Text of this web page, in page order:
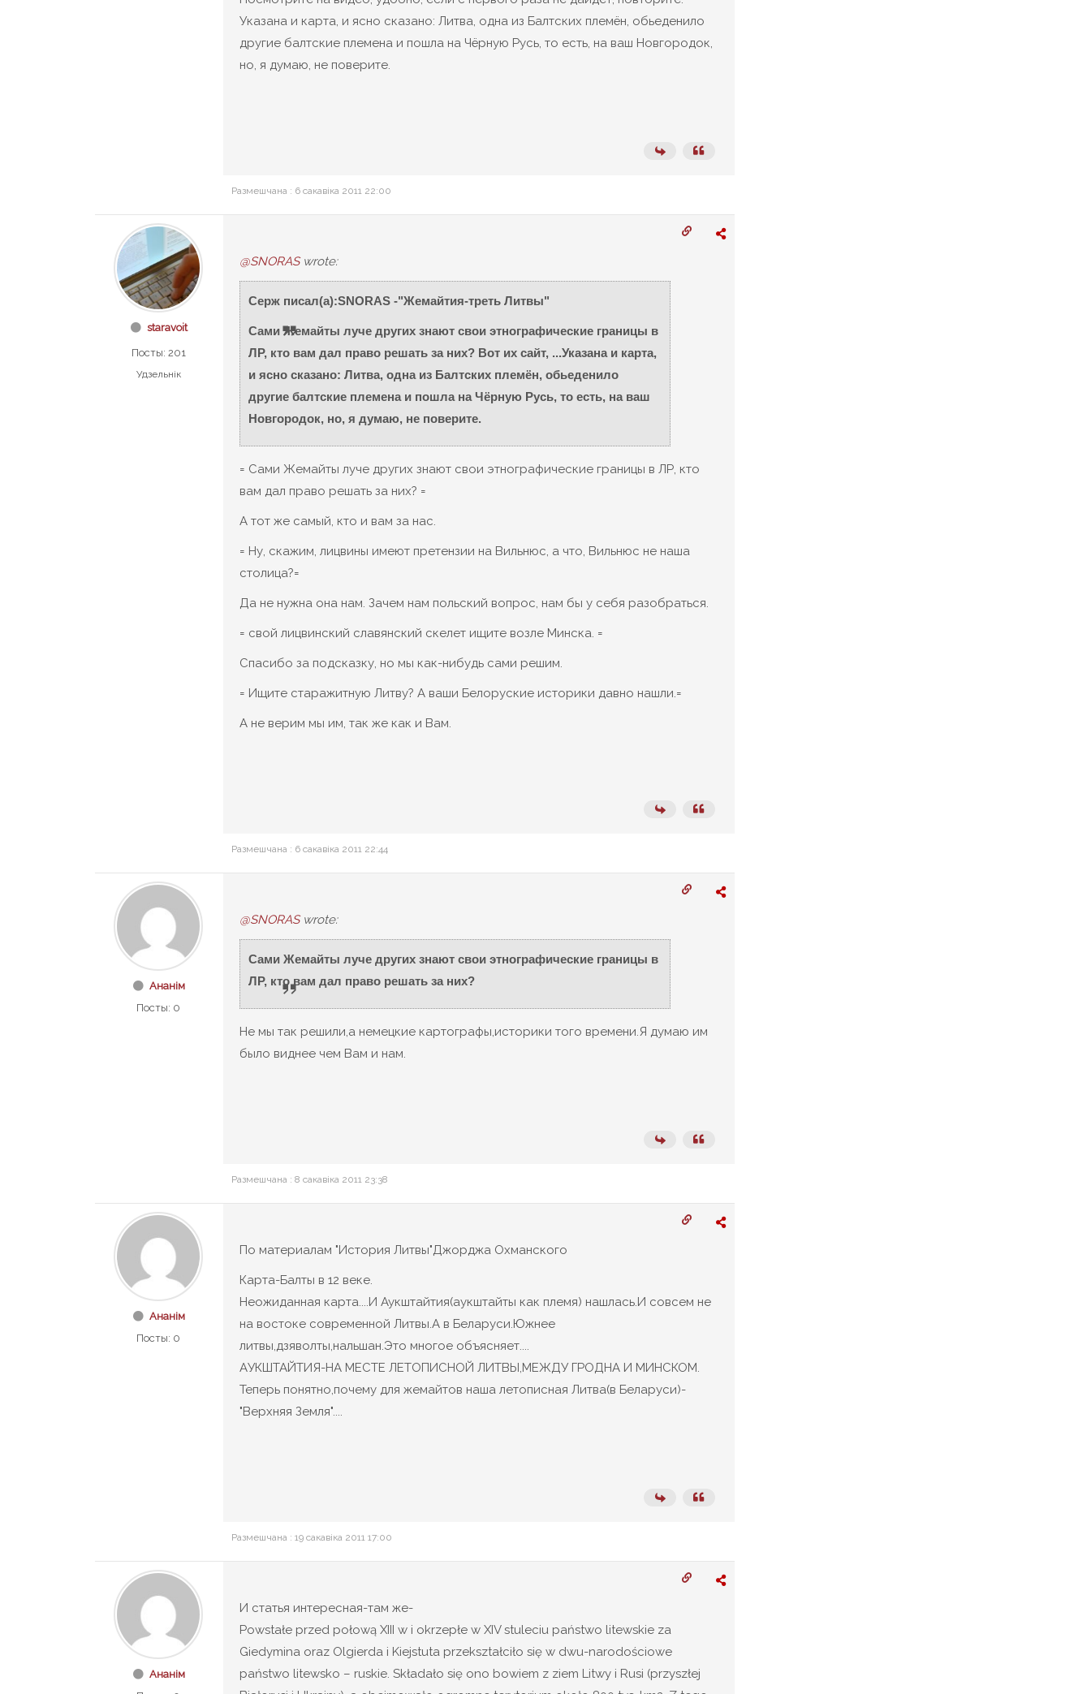
Указана и карта, и ясно сказано: Литва, одна из Балтских племён, обьеденило
другие балтские племена и пошла на Чёрную Русь, то есть, на ваш Новгородок,
но, я думаю, не поверите.
Размешчана : 6 сакавіка 2011 22:00
staravoit
Посты: 201
Удзельнік
@SNORASwrote:
Серж писал(а):SNORAS -"Жемайтия-треть Литвы"
Сами Жемайты луче других знают свои этнографические границы в
ЛР, кто вам дал право решать за них? Вот их сайт, ...Указана и карта,
и ясно сказано: Литва, одна из Балтских племён, обьеденило
другие балтские племена и пошла на Чёрную Русь, то есть, на ваш
Новгородок, но, я думаю, не поверите.
= Сами Жемайты луче других знают свои этнографические границы в ЛР, кто
вам дал право решать за них? =
А тот же самый, кто и вам за нас.
= Ну, скажим, лицвины имеют претензии на Вильнюс, а что, Вильнюс не наша
столица?=
Да не нужна она нам. Зачем нам польский вопрос, нам бы у себя разобраться.
= свой лицвинский славянский скелет ищите возле Минска. =
Спасибо за подсказку, но мы как-нибудь сами решим.
= Ищите старажитную Литву? А ваши Белоруские историки давно нашли.=
А не верим мы им, так же как и Вам.
Размешчана : 6 сакавіка 2011 22:44
Ананім
Посты: 0
@SNORASwrote:
Сами Жемайты луче других знают свои этнографические границы в
ЛР, кто вам дал право решать за них?
Не мы так решили,а немецкие картографы,историки того времени.Я думаю им
было виднее чем Вам и нам.
Размешчана : 8 сакавіка 2011 23:38
Ананім
Посты: 0
По материалам "История Литвы"Джорджа Охманского
Карта-Балты в 12 веке.
Неожиданная карта....И Аукштайтия(аукштайты как племя) нашлась.И совсем не
на востоке современной Литвы.А в Беларуси.Южнее
литвы,дзяволты,нальшан.Это многое объясняет....
АУКШТАЙТИЯ-НА МЕСТЕ ЛЕТОПИСНОЙ ЛИТВЫ,МЕЖДУ ГРОДНА И МИНСКОМ.
Теперь понятно,почему для жемайтов наша летописная Литва(в Беларуси)-
"Верхняя Земля"....
Размешчана : 19 сакавіка 2011 17:00
Ананім
И статья интересная-там же-
Powstałe przed połową XIII w i okrzepłe w XIV stuleciu państwo litewskie za
Giedymina oraz Olgierda i Kiejstuta przekształciło się w dwu-narodościowe
państwo litewsko – ruskie. Składało się ono bowiem z ziem Litwy i Rusi (przyszłej